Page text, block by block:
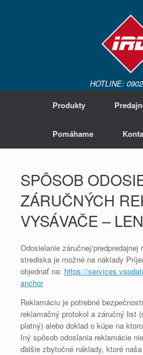
HOTLINE:
Produkty
Pomáhame
SPÔSOB
ZÁRUČNÝCH
VYSÁVAČE –
Odosielanie záručnej/
strediska je možné na náklady
objednať na: https://
anchor
Reklamáciu je potrebné
reklamačný protokol a záručný list
platný) alebo doklad o kúpe na
Iný spôsob odoslania reklamácie
ďalšie zbytočné náklady, ktoré